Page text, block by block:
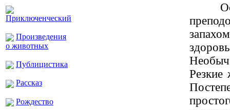
Приключенческий
Произведения
о животных
Публицистика
Рассказ
Рождество
Резкие